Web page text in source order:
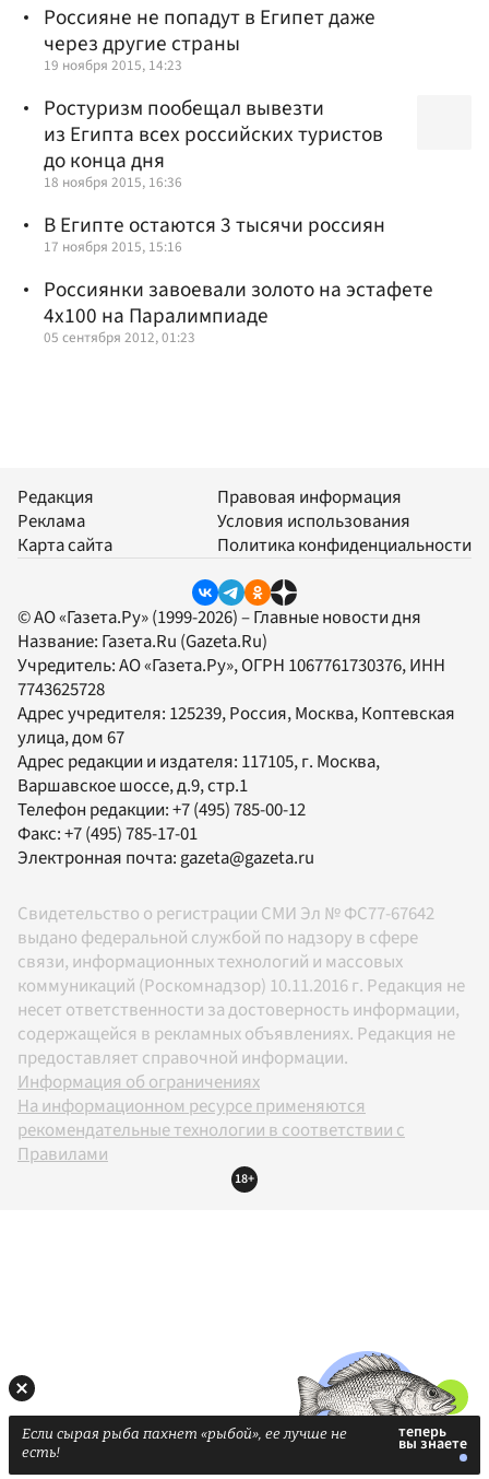
Россияне не попадут в Египет даже
через другие страны
19 ноября 2015, 14:23
Ростуризм пообещал вывезти
из Египта всех российских туристов
до конца дня
18 ноября 2015, 16:36
В Египте остаются 3 тысячи россиян
17 ноября 2015, 15:16
Россиянки завоевали золото на эстафете
4x100 на Паралимпиаде
05 сентября 2012, 01:23
Редакция
Реклама
Карта сайта
Правовая информация
Условия использования
Политика конфиденциальности
© АО «Газета.Ру» (1999-2026) – Главные новости дня
Название: Газета.Ru (Gazeta.Ru)
Учредитель:АО «Газета.Ру», ОГРН 1067761730376, ИНН
7743625728
Адрес учредителя: 125239, Россия, Москва, Коптевская
улица, дом 67
Адрес редакции и издателя: 117105, г. Москва,
Варшавское шоссе, д.9, стр.1
Телефон редакции:+7 (495) 785-00-12
Факс:+7 (495) 785-17-01
Электронная почта:gazeta@gazeta.ru
Свидетельство о регистрации СМИ Эл № ФС77-67642
выдано федеральной службой по надзору в сфере
связи, информационных технологий и массовых
коммуникаций (Роскомнадзор) 10.11.2016 г. Редакция не
несет ответственности за достоверность информации,
содержащейся в рекламных объявлениях. Редакция не
предоставляет справочной информации.
Информация об ограничениях
На информационном ресурсе применяются
рекомендательные технологии в соответствии с
Правилами
18+
Если сырая рыба пахнет «рыбой», ее лучше не
есть!